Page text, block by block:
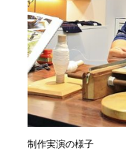
制作実演の様子